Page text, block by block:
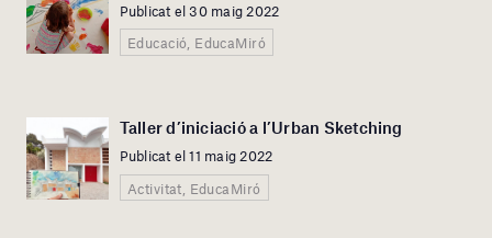
Publicat el 30 maig 2022
Educació, EducaMiró
Taller d’iniciació a l’Urban Sketching
Publicat el 11 maig 2022
Activitat, EducaMiró